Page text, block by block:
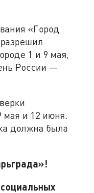
«Город
1 и 9 мая,
России —
мая и 12 июня.
должна была